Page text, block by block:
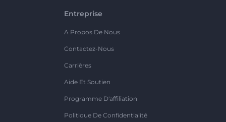
Entreprise
A Propos De Nous
Contactez-Nous
Carrières
Aide Et Soutien
Programme D'affiliation
Politique De Confidentialité